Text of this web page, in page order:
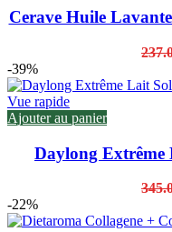
Cerave Huile
-39%
Vue rapide
Ajouter au panier
Daylong Extrême
-22%